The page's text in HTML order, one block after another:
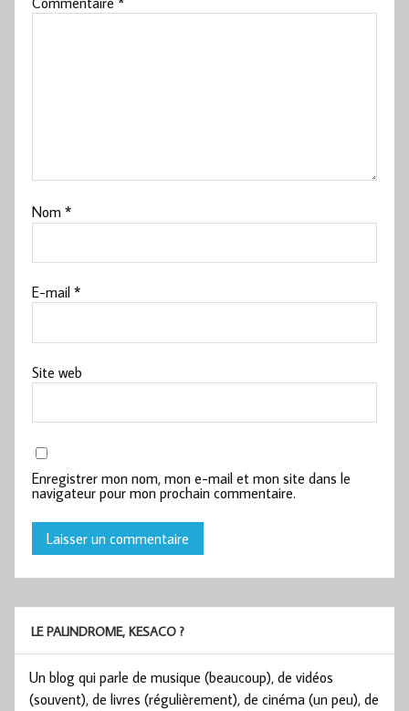
Nom*
E-mail*
Site web
Enregistrer mon nom, mon e-mail et mon site dans le
navigateur pour mon prochain commentaire.
LE PALINDROME, KESACO ?
Un blog qui parle de musique (beaucoup), de vidéos
(souvent), de livres (régulièrement), de cinéma (un peu), de